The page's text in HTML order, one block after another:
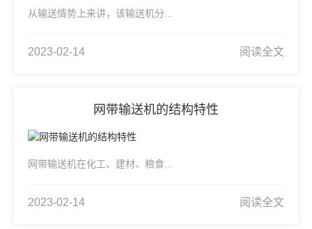
从输送情势上来讲，该输送机分...
2023-02-14 阅读全文
网带输送机的结构特性
网带输送机在化工、建材、粮食...
2023-02-14 阅读全文